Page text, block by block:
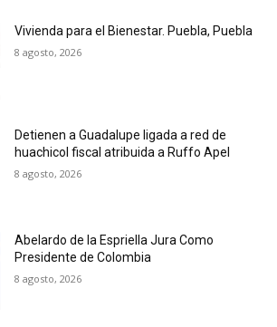
Vivienda para el Bienestar. Puebla, Puebla
8 agosto, 2026
Detienen a Guadalupe ligada a red de
huachicol fiscal atribuida a Ruffo Apel
8 agosto, 2026
Abelardo de la Espriella Jura Como
Presidente de Colombia
8 agosto, 2026